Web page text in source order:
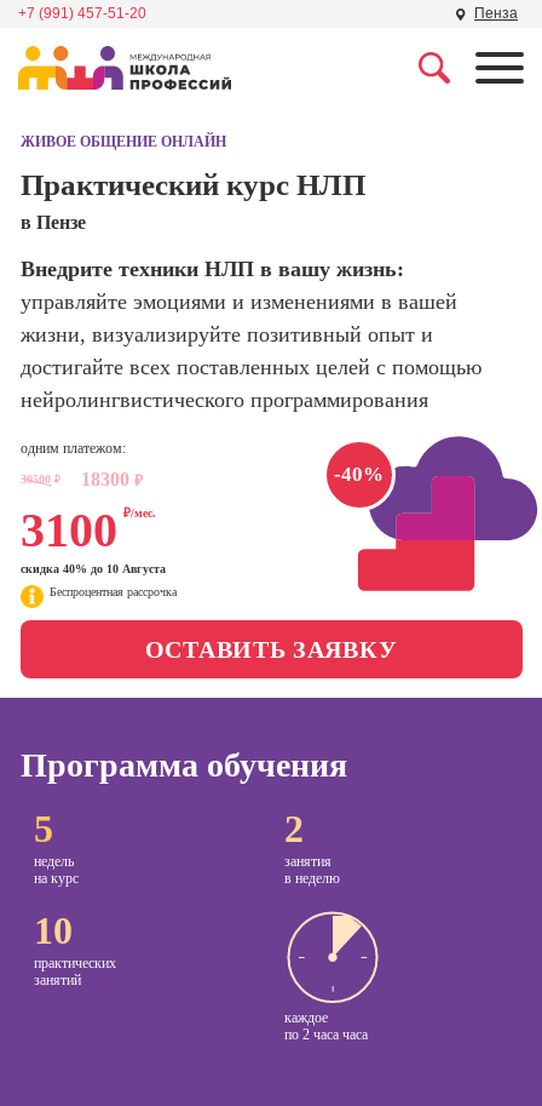
+7 (991) 457-51-20 Пенза
Школа дизайна
программирования
Школа психологии
Школа актерского
Школа бизнеса и
управления
Фотошкола
продвижение
сайтов)
Профессия
Интернет-
Профессия
Менеджер по
маркетингу в
менеджер)
Профессия
Специалист по
таргетингу
ЖИВОЕ ОБЩЕНИЕ ОНЛАЙН
Практический курс НЛП
в Пензе
Внедрите техники НЛП в вашу жизнь:
управляйте эмоциями и изменениями в вашей
жизни, визуализируйте позитивный опыт и
достигайте всех поставленных целей с помощью
нейролингвистического программирования
-40%
одним платежом:
30500 ₽ 18300 ₽
3100 ₽/мес.
скидка 40% до 10 Августа
Беспроцентная рассрочка
ОСТАВИТЬ ЗАЯВКУ
Программа обучения
5
недель
на курс
2
занятия
в неделю
10
практических
занятий
каждое
по 2 часа часа